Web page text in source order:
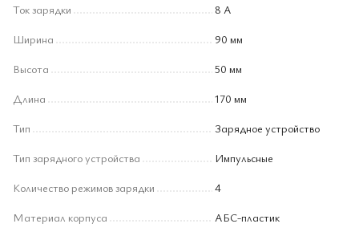
Ток зарядки
8 А
Ширина
90 мм
Высота
50 мм
Длина
170 мм
Тип
Зарядное устройство
Тип зарядного устройства
Импульсные
Количество режимов зарядки
4
Материал корпуса
АБС-пластик